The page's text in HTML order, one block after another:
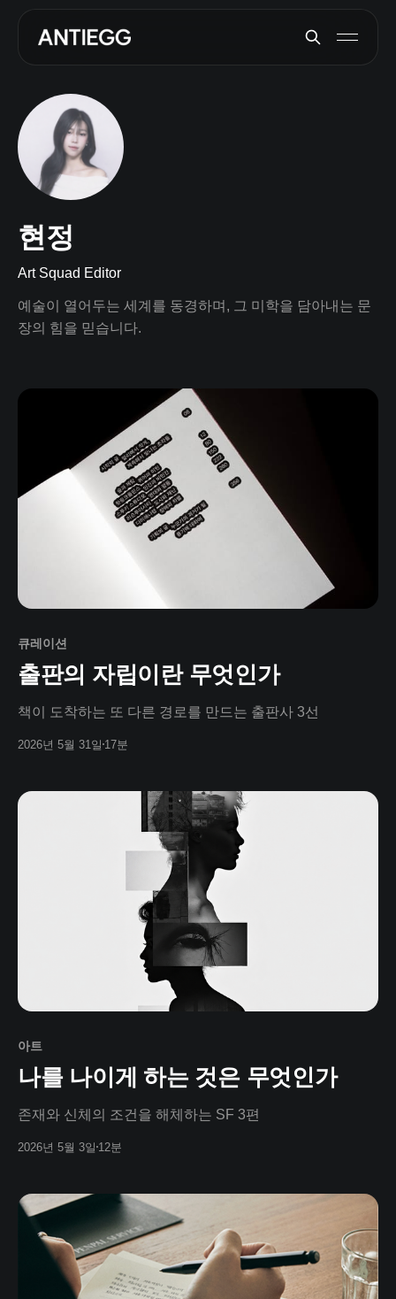
현정
Art Squad Editor
예술이 열어두는 세계를 동경하며, 그 미학을 담아내는 문
장의 힘을 믿습니다.
큐레이션
출판의 자립이란 무엇인가
책이 도착하는 또 다른 경로를 만드는 출판사 3선
2026년 5월 31일 17분
아트
나를 나이게 하는 것은 무엇인가
존재와 신체의 조건을 해체하는 SF 3편
2026년 5월 3일 12분